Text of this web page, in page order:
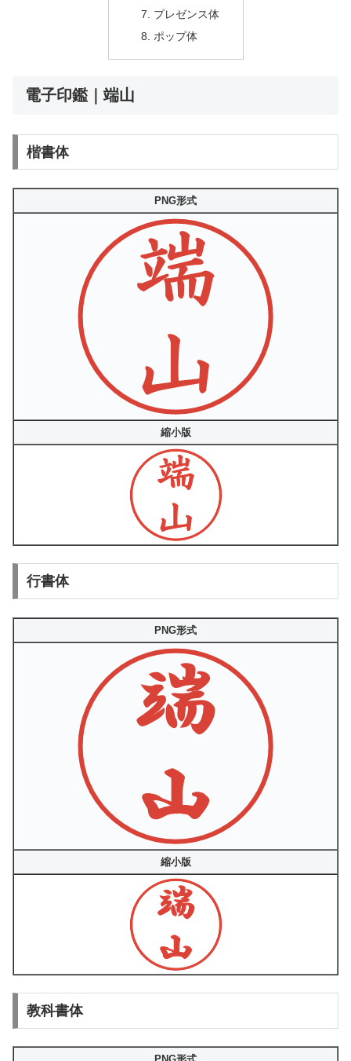
プレゼンス体
ポップ体
電子印鑑｜端山
楷書体
PNG形式
縮小版
行書体
PNG形式
縮小版
教科書体